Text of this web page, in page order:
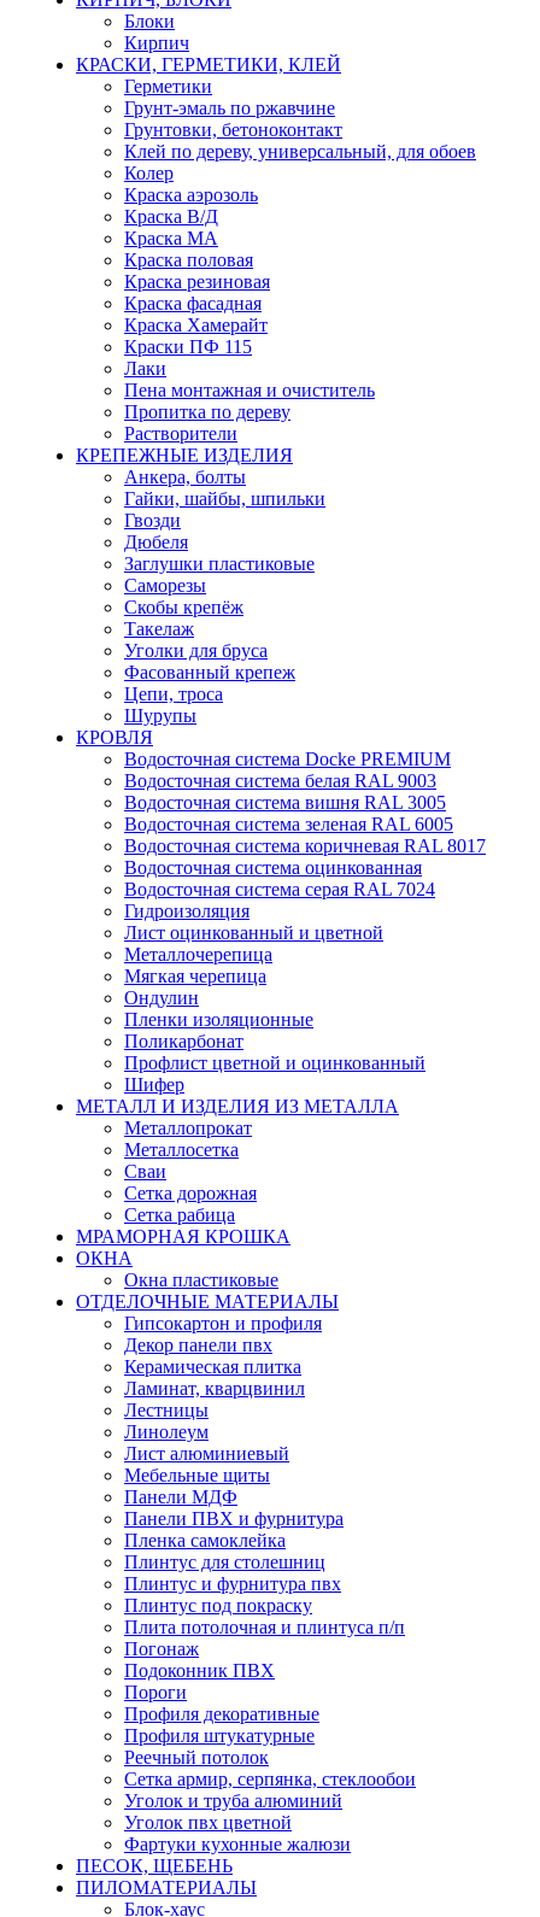
Блоки
Кирпич
КРАСКИ, ГЕРМЕТИКИ, КЛЕЙ
Герметики
Грунт-эмаль по ржавчине
Грунтовки, бетоноконтакт
Клей по дереву, универсальный, для обоев
Колер
Краска аэрозоль
Краска В/Д
Краска МА
Краска половая
Краска резиновая
Краска фасадная
Краска Хамерайт
Краски ПФ 115
Лаки
Пена монтажная и очиститель
Пропитка по дереву
Растворители
КРЕПЕЖНЫЕ ИЗДЕЛИЯ
Анкера, болты
Гайки, шайбы, шпильки
Гвозди
Дюбеля
Заглушки пластиковые
Саморезы
Скобы крепёж
Такелаж
Уголки для бруса
Фасованный крепеж
Цепи, троса
Шурупы
КРОВЛЯ
Водосточная система Docke PREMIUM
Водосточная система белая RAL 9003
Водосточная система вишня RAL 3005
Водосточная система зеленая RAL 6005
Водосточная система коричневая RAL 8017
Водосточная система оцинкованная
Водосточная система серая RAL 7024
Гидроизоляция
Лист оцинкованный и цветной
Металлочерепица
Мягкая черепица
Ондулин
Пленки изоляционные
Поликарбонат
Профлист цветной и оцинкованный
Шифер
МЕТАЛЛ И ИЗДЕЛИЯ ИЗ МЕТАЛЛА
Металлопрокат
Металлосетка
Сваи
Сетка дорожная
Сетка рабица
МРАМОРНАЯ КРОШКА
ОКНА
Окна пластиковые
ОТДЕЛОЧНЫЕ МАТЕРИАЛЫ
Гипсокартон и профиля
Декор панели пвх
Керамическая плитка
Ламинат, кварцвинил
Лестницы
Линолеум
Лист алюминиевый
Мебельные щиты
Панели МДФ
Панели ПВХ и фурнитура
Пленка самоклейка
Плинтус для столешниц
Плинтус и фурнитура пвх
Плинтус под покраску
Плита потолочная и плинтуса п/п
Погонаж
Подоконник ПВХ
Пороги
Профиля декоративные
Профиля штукатурные
Реечный потолок
Сетка армир, серпянка, стеклообои
Уголок и труба алюминий
Уголок пвх цветной
Фартуки кухонные жалюзи
ПЕСОК, ЩЕБЕНЬ
ПИЛОМАТЕРИАЛЫ
Блок-хаус